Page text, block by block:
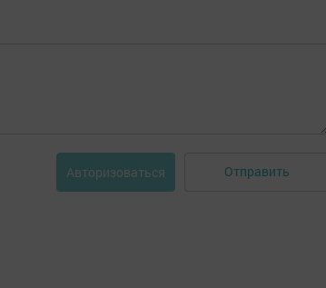
Авторизоваться Отправить